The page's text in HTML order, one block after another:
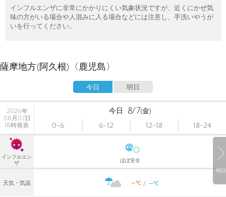
インフルエンザに非常にかかりにくい気象状況ですが、近くにかぜ気
味の方がいる場合や人混みに入る場合などには注意し、手洗いやうが
いを行ってください。
薩摩地方(阿久根)〈鹿児島〉
今日 明日
明日
2026年
08月07日
18時発表
今日 8/7(金)
0-6
6-12 12-18 18-24
インフルエン
ザ
ほぼ安全
天気・気温 -℃ -℃